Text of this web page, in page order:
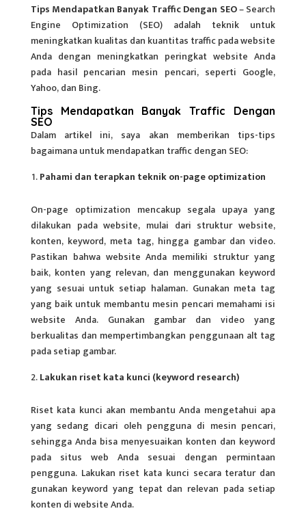
Tips Mendapatkan Banyak Traffic Dengan SEO– Search
Engine Optimization (SEO) adalah teknik untuk
meningkatkan kualitas dan kuantitas traffic pada website
Anda dengan meningkatkan peringkat website Anda
pada hasil pencarian mesin pencari, seperti Google,
Yahoo, dan Bing.
Tips Mendapatkan Banyak Traffic Dengan
SEO
Dalam artikel ini, saya akan memberikan tips-tips
bagaimana untuk mendapatkan trafficdengan SEO:
Pahami dan terapkan teknik on-page optimization
On-page optimization mencakup segala upaya yang
dilakukan pada website, mulai dari struktur website,
konten, keyword, meta tag, hingga gambar dan video.
Pastikan bahwa website Anda memiliki struktur yang
baik, konten yang relevan, dan menggunakan keyword
yang sesuai untuk setiap halaman. Gunakan meta tag
yang baik untuk membantu mesin pencari memahami isi
website Anda. Gunakan gambar dan video yang
berkualitas dan mempertimbangkan penggunaan alt tag
pada setiap gambar.
Lakukan riset kata kunci (keyword research)
Riset kata kunci akan membantu Anda mengetahui apa
yang sedang dicari oleh pengguna di mesin pencari,
sehingga Anda bisa menyesuaikan konten dan keyword
pada situs web Anda sesuai dengan permintaan
pengguna. Lakukan riset kata kunci secara teratur dan
gunakan keyword yang tepat dan relevan pada setiap
konten di website Anda.